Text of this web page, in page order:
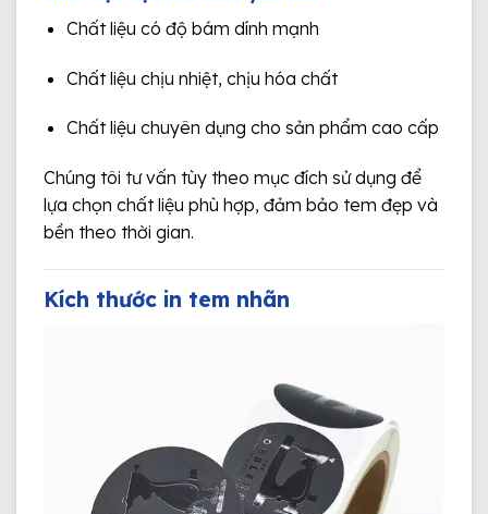
Chất liệu có độ bám dính mạnh
Chất liệu chịu nhiệt, chịu hóa chất
Chất liệu chuyên dụng cho sản phẩm cao cấp
Chúng tôi tư vấn tùy theo mục đích sử dụng để
lựa chọn chất liệu phù hợp, đảm bảo tem đẹp và
bền theo thời gian.
Kích thước in tem nhãn